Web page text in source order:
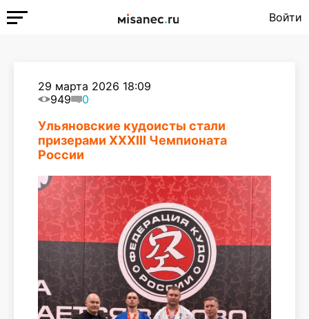
Войти
29 марта 2026 18:09
949
0
Ульяновские кудоисты стали
призерами XXXIII Чемпионата
России